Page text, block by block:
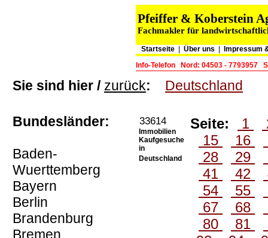
Pfeiffer & Koberstein
Fachmakler für
Startseite Über uns
Impressum
Info-Telefon
Nord: 04503 - 7793957
Sie sind hier / zurück: Deutschland
Bundesländer:
Baden-
Wuerttemberg
Bayern
Berlin
Brandenburg
Bremen
33614
Immobilien
Kaufgesuche
in
Deutschland
Seite: 1
15
16
28
29
41
42
54
55
67
68
80
81